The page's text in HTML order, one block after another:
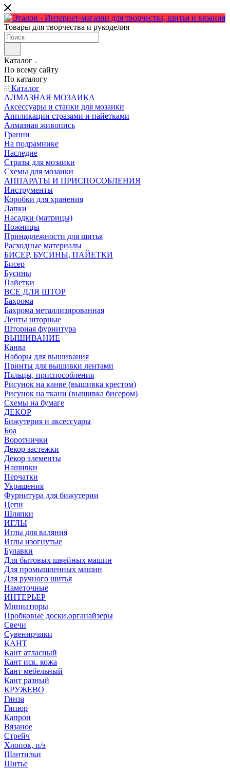
Товары для творчества и рукоделия
Каталог
По всему сайту
По каталогу
Каталог
АЛМАЗНАЯ МОЗАИКА
Аксессуары и станки для мозаики
Аппликации стразами и пайетками
Алмазная живопись
Гранни
На подрамнике
Наследие
Стразы для мозаики
Схемы для мозаики
АППАРАТЫ И ПРИСПОСОБЛЕНИЯ
Инструменты
Коробки для хранения
Лапки
Насадки (матрицы)
Ножницы
Принадлежности для шитья
Расходные материалы
БИСЕР, БУСИНЫ, ПАЙЕТКИ
Бисер
Бусины
Пайетки
ВСЕ ДЛЯ ШТОР
Бахрома
Бахрома металлизированная
Ленты шторные
Шторная фурнитура
ВЫШИВАНИЕ
Канва
Наборы для вышивания
Принты для вышивки лентами
Пяльцы, приспособления
Рисунок на канве (вышивка крестом)
Рисунок на ткани (вышивка бисером)
Схемы на бумаге
ДЕКОР
Бижутерия и аксессуары
Боа
Воротнички
Декор застежки
Декор элементы
Нашивки
Перчатки
Украшения
Фурнитура для бижутерии
Цепи
Шляпки
ИГЛЫ
Иглы для валяния
Иглы изогнутые
Булавки
Для бытовых швейных машин
Для промышленных машин
Для ручного шитья
Наметочные
ИНТЕРЬЕР
Миниатюры
Пробковые доски,органайзеры
Свечи
Сувенирчики
КАНТ
Кант атласный
Кант иск. кожа
Кант мебельный
Кант разный
КРУЖЕВО
Гинза
Гипюр
Капрон
Вязаное
Стрейч
Хлопок, п/э
Шантильи
Шитье